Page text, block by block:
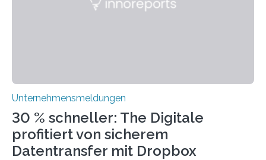
traditionelle Geschäftsprozesse in vielerlei Hinsicht
Unternehmensmeldungen
30 % schneller: The Digitale
profitiert von sicherem
Datentransfer mit Dropbox